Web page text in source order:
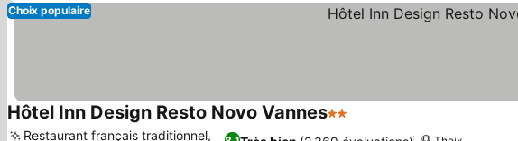
Choix populaire
Hôtel Inn Design Resto Novo Vannes2 Étoiles
Restaurant français traditionnel,